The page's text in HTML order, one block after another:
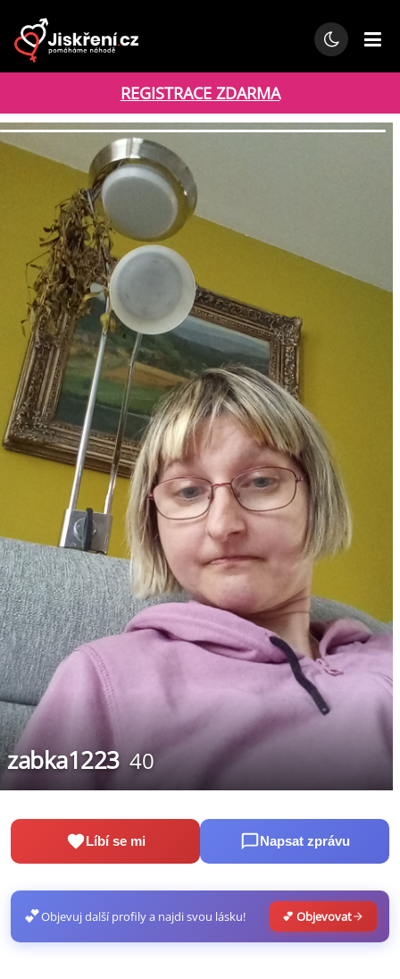
REGISTRACE ZDARMA
zabka1223 40
Líbí se mi Napsat zprávu
💕Objevuj další profily a najdi svou lásku! 💕 Objevovat